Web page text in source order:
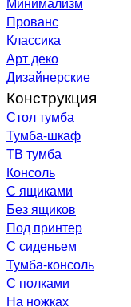
Прованс
Классика
Арт деко
Дизайнерские
Конструкция
Стол тумба
Тумба-шкаф
ТВ тумба
Консоль
С ящиками
Без ящиков
Под принтер
С сиденьем
Тумба-консоль
С полками
На ножках